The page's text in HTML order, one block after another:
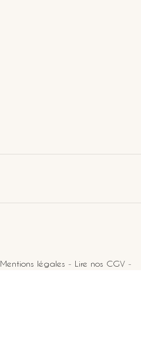
Mentions légales - Lire nos CGV -